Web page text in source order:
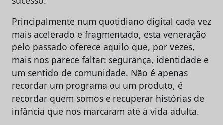
Principalmente num quotidiano digital cada vez
mais acelerado e fragmentado, esta veneração
pelo passado oferece aquilo que, por vezes,
mais nos parece faltar: segurança, identidade e
um sentido de comunidade. Não é apenas
recordar um programa ou um produto, é
recordar quem somos e recuperar histórias de
infância que nos marcaram até à vida adulta.